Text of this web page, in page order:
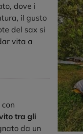
dove i
il gusto
del sax si
vita a
tra gli
da un